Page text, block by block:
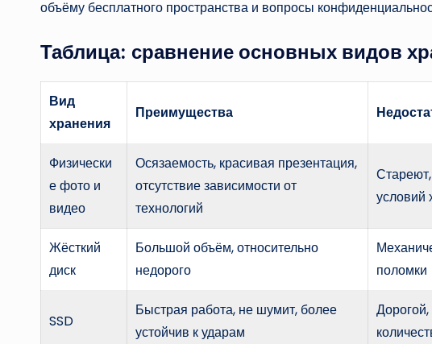
объёму бесплатного пространства и вопросы
Таблица: сравнение основных видов
Вид
хранения
Преимущества
Физически
е фото и
видео
Осязаемость, красивая презентация,
отсутствие зависимости от
технологий
условий
Жёсткий
диск
Большой объём, относительно
недорого
поломки
SSD
Быстрая работа, не шумит, более
устойчив к ударам